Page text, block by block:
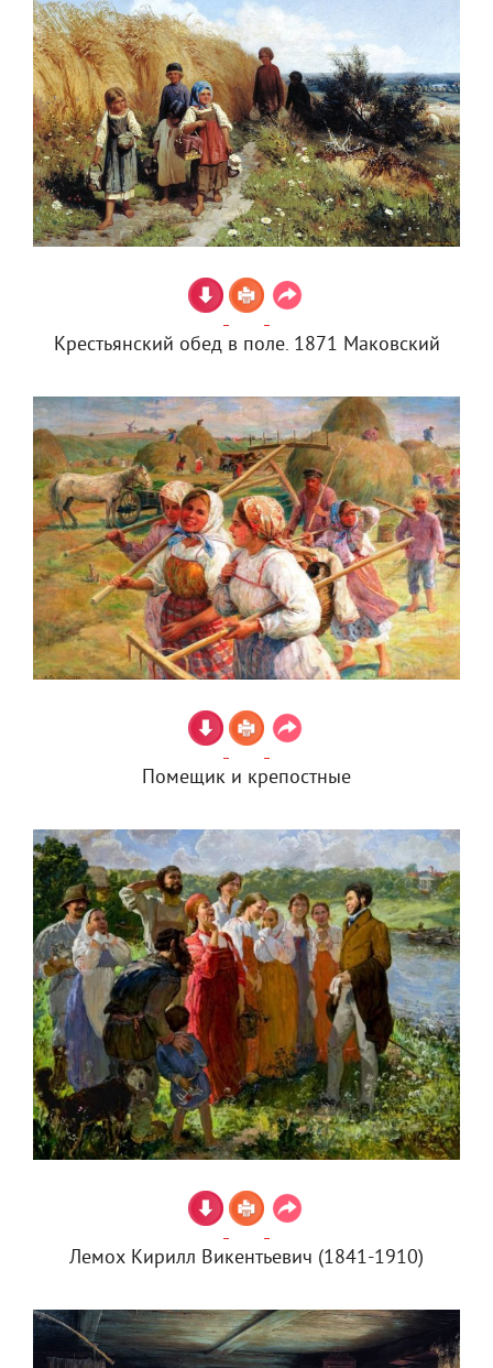
Крестьянский обед в поле. 1871 Маковский
Помещик и крепостные
Лемох Кирилл Викентьевич (1841-1910)